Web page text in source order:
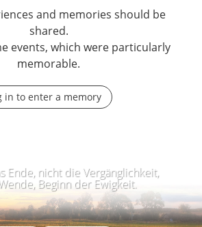
and memories should be
shared.
events, which were particularly
memorable.
in to enter a memory
Ende, nicht die Vergänglichkeit,
Beginn der Ewigkeit.